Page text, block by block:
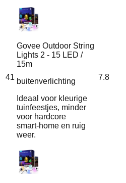
41
Govee Outdoor String
Lights 2 - 15 LED /
15m
buitenverlichting
Ideaal voor kleurige
tuinfeestjes, minder
voor hardcore
smart‑home en ruig
weer.
7.8